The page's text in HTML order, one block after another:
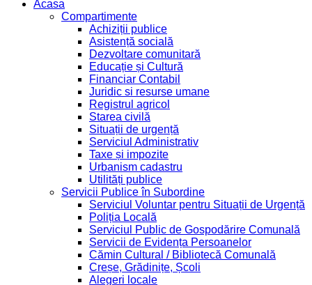
Acasa
Compartimente
Achiziții publice
Asistență socială
Dezvoltare comunitară
Educație și Cultură
Financiar Contabil
Juridic si resurse umane
Registrul agricol
Starea civilă
Situații de urgență
Serviciul Administrativ
Taxe și impozite
Urbanism cadastru
Utilități publice
Servicii Publice în Subordine
Serviciul Voluntar pentru Situații de Urgență
Poliția Locală
Serviciul Public de Gospodărire Comunală
Servicii de Evidența Persoanelor
Cămin Cultural / Bibliotecă Comunală
Creșe, Grădinițe, Școli
Alegeri locale